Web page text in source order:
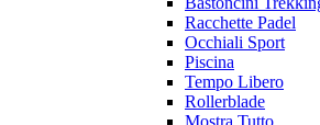
Racchette Padel
Occhiali Sport
Piscina
Tempo Libero
Rollerblade
Mostra Tutto